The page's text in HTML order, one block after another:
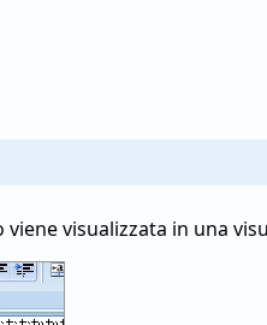
visualizzata in una